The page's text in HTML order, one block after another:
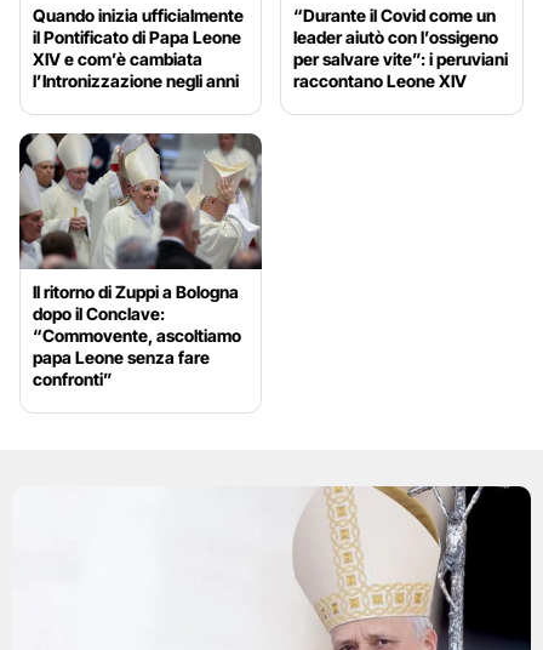
Quando inizia ufficialmente
il Pontificato di Papa Leone
XIV e com’è cambiata
l’Intronizzazione negli anni
“Durante il Covid come un
leader aiutò con l’ossigeno
per salvare vite”: i peruviani
raccontano Leone XIV
Il ritorno di Zuppi a Bologna
dopo il Conclave:
“Commovente, ascoltiamo
papa Leone senza fare
confronti”